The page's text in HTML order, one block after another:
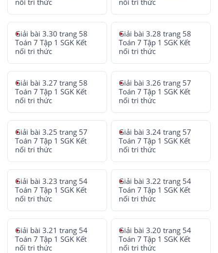
nối tri thức
nối tri thức
Giải bài 3.30 trang 58
Toán 7 Tập 1 SGK Kết
nối tri thức
Giải bài 3.28 trang 58
Toán 7 Tập 1 SGK Kết
nối tri thức
Giải bài 3.27 trang 58
Toán 7 Tập 1 SGK Kết
nối tri thức
Giải bài 3.26 trang 57
Toán 7 Tập 1 SGK Kết
nối tri thức
Giải bài 3.25 trang 57
Toán 7 Tập 1 SGK Kết
nối tri thức
Giải bài 3.24 trang 57
Toán 7 Tập 1 SGK Kết
nối tri thức
Giải bài 3.23 trang 54
Toán 7 Tập 1 SGK Kết
nối tri thức
Giải bài 3.22 trang 54
Toán 7 Tập 1 SGK Kết
nối tri thức
Giải bài 3.21 trang 54
Toán 7 Tập 1 SGK Kết
nối tri thức
Giải bài 3.20 trang 54
Toán 7 Tập 1 SGK Kết
nối tri thức